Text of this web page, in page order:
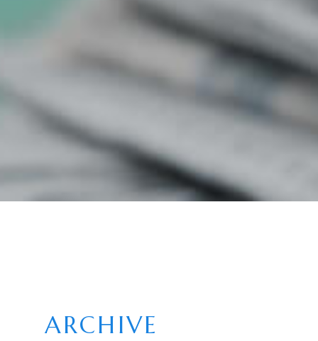
ARCHIVE